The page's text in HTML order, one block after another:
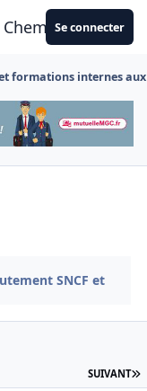
CheminotsSe connecter
et formations internes
SNCF et
SUIVANT